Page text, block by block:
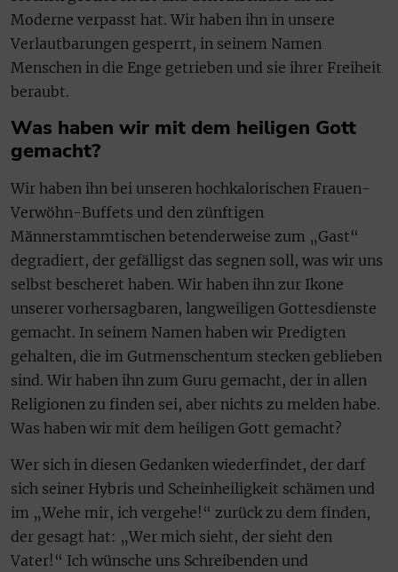
Moderne verpasst hat. Wir haben ihn in unsere
Verlautbarungen gesperrt, in seinem Namen
Menschen in die Enge getrieben und sie ihrer Freiheit
beraubt.
Was haben wir mit dem heiligen Gott
gemacht?
Wir haben ihn bei unseren hochkalorischen Frauen-
Verwöhn-Buffets und den zünftigen
Männerstammtischen betenderweise zum „Gast“
degradiert, der gefälligst das segnen soll, was wir uns
selbst bescheret haben. Wir haben ihn zur Ikone
unserer vorhersagbaren, langweiligen Gottesdienste
gemacht. In seinem Namen haben wir Predigten
gehalten, die im Gutmenschentum stecken geblieben
sind. Wir haben ihn zum Guru gemacht, der in allen
Religionen zu finden sei, aber nichts zu melden habe.
Was haben wir mit dem heiligen Gott gemacht?
Wer sich in diesen Gedanken wiederfindet, der darf
sich seiner Hybris und Scheinheiligkeit schämen und
im „Wehe mir, ich vergehe!“ zurück zu dem finden,
der gesagt hat: „Wer mich sieht, der sieht den
Vater!“ Ich wünsche uns Schreibenden und